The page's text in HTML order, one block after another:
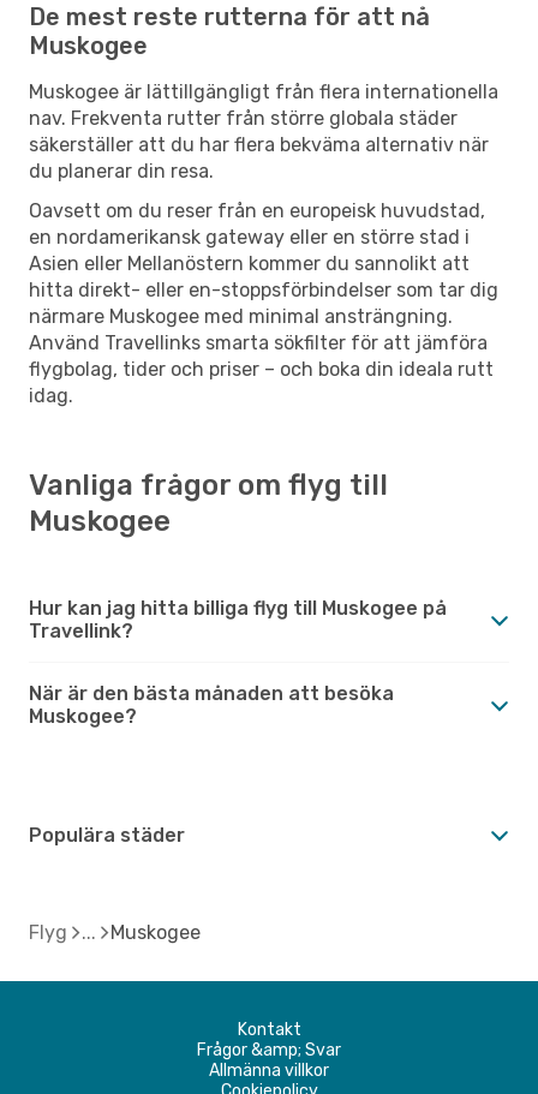
De mest reste rutterna för att nå
Muskogee
Muskogee är lättillgängligt från flera internationella
nav. Frekventa rutter från större globala städer
säkerställer att du har flera bekväma alternativ när
du planerar din resa.
Oavsett om du reser från en europeisk huvudstad,
en nordamerikansk gateway eller en större stad i
Asien eller Mellanöstern kommer du sannolikt att
hitta direkt- eller en-stoppsförbindelser som tar dig
närmare Muskogee med minimal ansträngning.
Använd Travellinks smarta sökfilter för att jämföra
flygbolag, tider och priser – och boka din ideala rutt
idag.
Vanliga frågor om flyg till
Muskogee
Hur kan jag hitta billiga flyg till Muskogee på
Travellink?
När är den bästa månaden att besöka
Muskogee?
Populära städer
Flyg Muskogee
Kontakt
Frågor &amp; Svar
Allmänna villkor